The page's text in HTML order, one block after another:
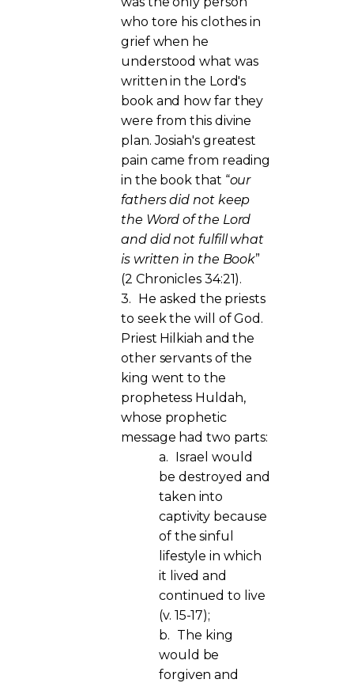
who tore his clothes in
grief when he
understood what was
written in the Lord's
book and how far they
were from this divine
plan. Josiah's greatest
pain came from reading
in the book that “our
fathers did not keep
the Word of the Lord
and did not fulfill what
is written in the Book”
(2 Chronicles 34:21).
3. He asked the priests
to seek the will of God.
Priest Hilkiah and the
other servants of the
king went to the
prophetess Huldah,
whose prophetic
message had two parts:
a. Israel would
be destroyed and
taken into
captivity because
of the sinful
lifestyle in which
it lived and
continued to live
(v. 15-17);
b. The king
would be
forgiven and